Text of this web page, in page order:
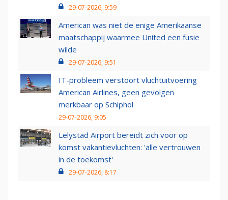
29-07-2026, 9:59
American was niet de enige Amerikaanse
maatschappij waarmee United een fusie
wilde
29-07-2026, 9:51
IT-probleem verstoort vluchtuitvoering
American Airlines, geen gevolgen
merkbaar op Schiphol
29-07-2026, 9:05
Lelystad Airport bereidt zich voor op
komst vakantievluchten: 'alle vertrouwen
in de toekomst'
29-07-2026, 8:17